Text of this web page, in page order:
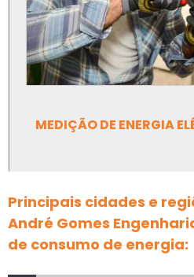
Instrumentação e controle de
Instrumentação industrial
Laudo de aterramento
Laudo de aterramento elétrico
Laudo de aterramento e spda
Laudo de aterramento valor
MEDIÇÃO DE ENERGIA
Principais cidades e
André Gomes
de consumo de energia: